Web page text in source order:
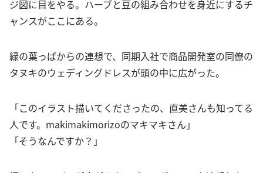
ジ図に目をやる。ハーブと豆の組み合わせを身近にするチ
ャンスがここにある。
緑の葉っぱからの連想で、同期入社で商品開発室の同僚の
タヌキのウェディングドレスが頭の中に広がった。
「このイラスト描いてくださったの、直美さんも知ってる
人です。makimakimorizoのマキマキさん」
「そうなんですか？」